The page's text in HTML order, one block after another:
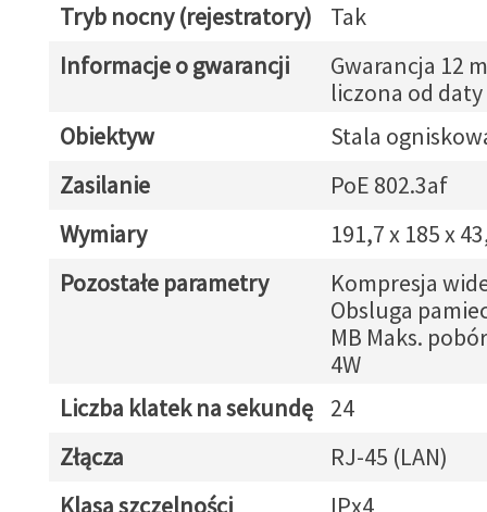
Tryb nocny (rejestratory)
Tak
Informacje o gwarancji
Gwarancja 12
liczona od
Obiektyw
Stala
Zasilanie
PoE 802.3af
Wymiary
191,7 x 185 x
Pozostałe parametry
Kompresja
Obsluga
MB Maks.
4W
Liczba klatek na sekundę
24
Złącza
RJ-45 (LAN)
Klasa szczelności
IPx4